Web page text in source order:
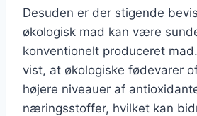
Desuden er der stigende
økologisk mad kan være
konventionelt produceret
vist, at økologiske fødevarer
højere niveauer af
næringsstoffer, hvilket kan